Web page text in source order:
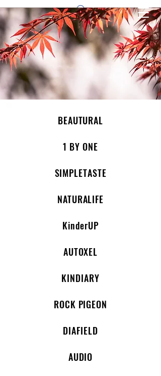
1 by one bros
BEAUTURAL
1 BY ONE
SIMPLETASTE
NATURALIFE
KinderUP
AUTOXEL
KINDIARY
ROCK PIGEON
DIAFIELD
AUDIO